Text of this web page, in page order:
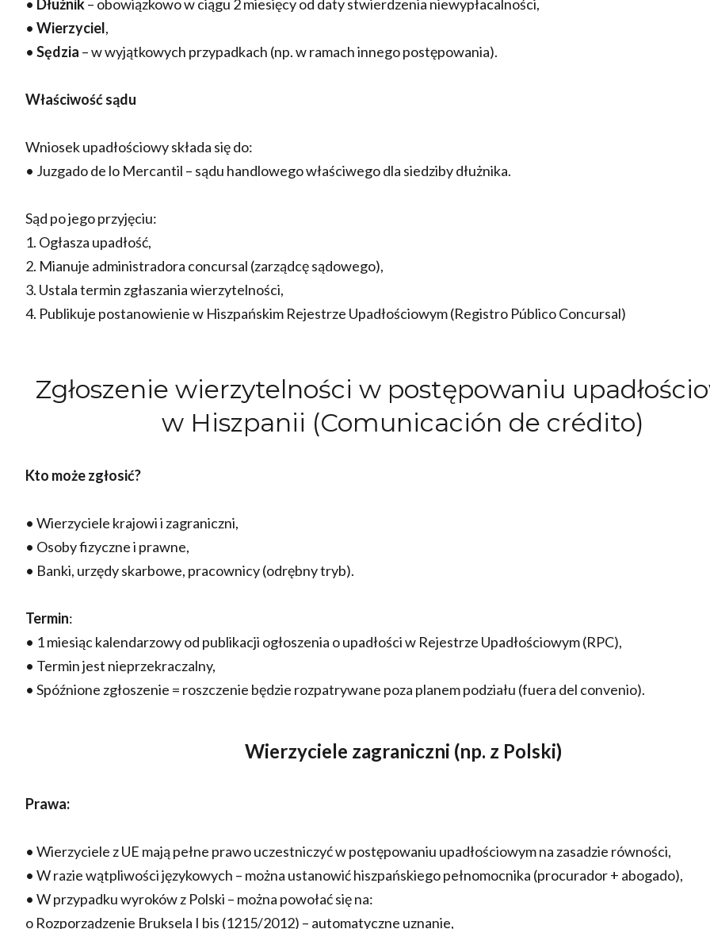
• Dłużnik– obowiązkowo w ciągu 2 miesięcy od daty stwierdzenia niewypłacalności,
• Wierzyciel,
• Sędzia – w wyjątkowych przypadkach (np. w ramach innego postępowania).
Właściwość sądu
Wniosek upadłościowy składa się do:
• Juzgado de lo Mercantil – sądu handlowego właściwego dla siedziby dłużnika.
Sąd po jego przyjęciu:
1. Ogłasza upadłość,
2. Mianuje administradora concursal (zarządcę sądowego),
3. Ustala termin zgłaszania wierzytelności,
4. Publikuje postanowienie w Hiszpańskim Rejestrze Upadłościowym (Registro Público Concursal)
Zgłoszenie wierzytelności w postępowaniu
w Hiszpanii (Comunicación de crédito)
Kto może zgłosić?
• Wierzyciele krajowi i zagraniczni,
• Osoby fizyczne i prawne,
• Banki, urzędy skarbowe, pracownicy (odrębny tryb).
Termin:
• 1 miesiąc kalendarzowy od publikacji ogłoszenia o upadłości w Rejestrze Upadłościowym (RPC),
• Termin jest nieprzekraczalny,
• Spóźnione zgłoszenie = roszczenie będzie rozpatrywane poza planem podziału (fuera del convenio).
Wierzyciele zagraniczni (np. z Polski)
Prawa:
• Wierzyciele z UE mają pełne prawo uczestniczyć w postępowaniu upadłościowym na zasadzie równości,
• W razie wątpliwości językowych – można ustanowić hiszpańskiego pełnomocnika (procurador + abogado),
• W przypadku wyroków z Polski – można powołać się na:
o Rozporządzenie Bruksela I bis (1215/2012) – automatyczne uznanie,